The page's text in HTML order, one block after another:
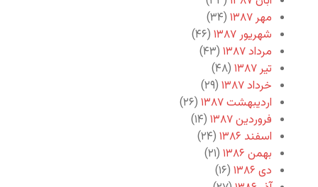
مهر ۱۳۸۷
(۳۴)
شهریور ۱۳۸۷
(۴۶)
مرداد ۱۳۸۷
(۴۳)
تیر ۱۳۸۷
(۴۸)
خرداد ۱۳۸۷
(۲۹)
اردیبهشت ۱۳۸۷
(۲۶)
فروردین ۱۳۸۷
(۱۴)
اسفند ۱۳۸۶
(۲۴)
بهمن ۱۳۸۶
(۲۱)
دی ۱۳۸۶
(۱۶)